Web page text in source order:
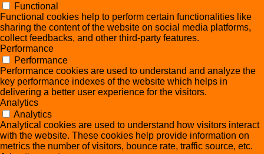
Functional
Functional cookies help to perform certain functionalities like
sharing the content of the website on social media platforms,
collect feedbacks, and other third-party features.
Performance
Performance
Performance cookies are used to understand and analyze the
key performance indexes of the website which helps in
delivering a better user experience for the visitors.
Analytics
Analytics
Analytical cookies are used to understand how visitors interact
with the website. These cookies help provide information on
metrics the number of visitors, bounce rate, traffic source, etc.